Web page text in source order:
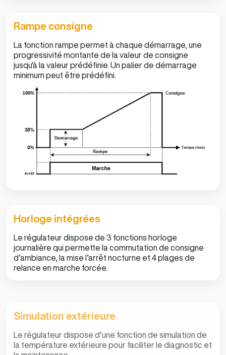
Rampe consigne
La fonction rampe permet à chaque démarrage, une
progressivité montante de la valeur de consigne
jusqu'à la valeur prédéfinie. Un palier de démarrage
minimum peut être prédéfini.
Horloge intégrées
Le régulateur dispose de 3 fonctions horloge
journalière qui permette la commutation de consigne
d’ambiance, la mise l’arrêt nocturne et 4 plages de
relance en marche forcée.
la température extérieure pour faciliter le diagnostic et
la maintenance.